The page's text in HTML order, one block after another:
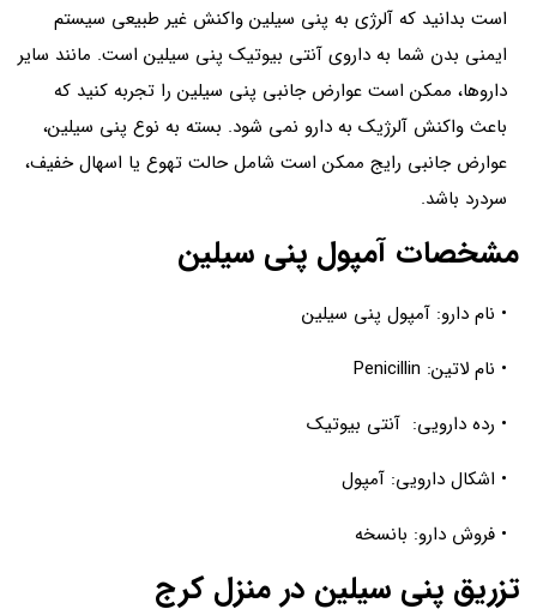
است بدانید که آلرژی به پنی سیلین واکنش غیر طبیعی سیستم
ایمنی بدن شما به داروی آنتی بیوتیک پنی سیلین است. مانند سایر
داروها، ممکن است عوارض جانبی پنی سیلین را تجربه کنید که
باعث واکنش آلرژیک به دارو نمی شود. بسته به نوع پنی سیلین،
عوارض جانبی رایج ممکن است شامل حالت تهوع یا اسهال خفیف،
سردرد باشد.
مشخصات آمپول پنی سیلین
• نام دارو: آمپول پنی سیلین
• نام لاتین: Penicillin
• رده دارویی: آنتی بیوتیک
• اشکال دارویی: آمپول
• فروش دارو: بانسخه
تزریق پنی سیلین در منزل کرج